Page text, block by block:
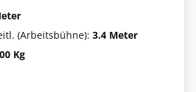
(Arbeitsbühne): 3.4 Meter
Kg